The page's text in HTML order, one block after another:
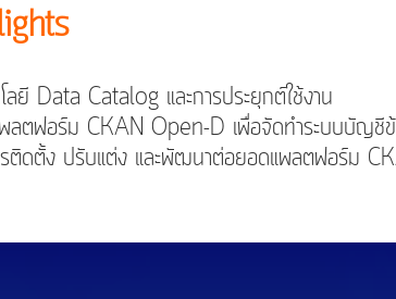
โลยี Data Catalog และการประยุกต์ใช้งาน
ลตฟอร์ม CKAN Open-D เพื่อจัดทำระบบบัญชี
ติดตั้ง ปรับแต่ง และพัฒนาต่อยอดแพลตฟอร์ม